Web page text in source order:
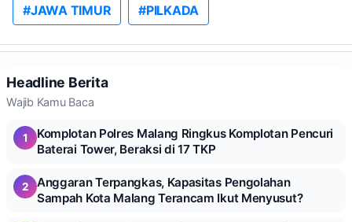
#JAWA TIMUR #PILKADA
Headline Berita
Wajib Kamu Baca
1
Komplotan Polres Malang Ringkus Komplotan Pencuri
Baterai Tower, Beraksi di 17 TKP
2
Anggaran Terpangkas, Kapasitas Pengolahan
Sampah Kota Malang Terancam Ikut Menyusut?